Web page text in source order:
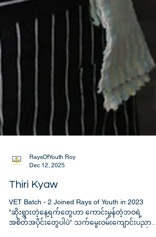
RaysOfYouth Roy
Dec 12, 2025